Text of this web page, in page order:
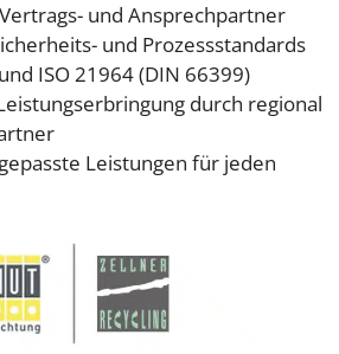
und Ansprechpartner
und Prozessstandards
ISO 21964 (DIN 66399)
durch regional
Leistungen für jeden